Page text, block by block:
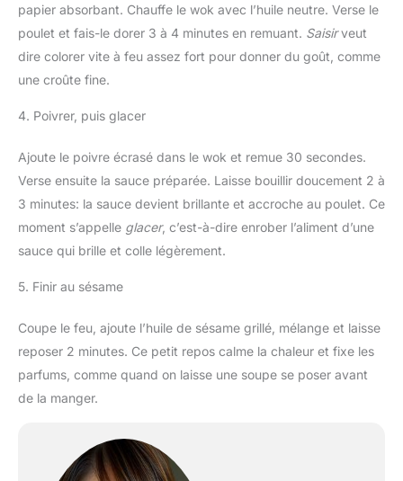
papier absorbant. Chauffe le wok avec l’huile neutre. Verse le
poulet et fais-le dorer 3 à 4 minutes en remuant. Saisirveut
dire colorer vite à feu assez fort pour donner du goût, comme
une croûte fine.
4. Poivrer, puis glacer
Ajoute le poivre écrasé dans le wok et remue 30 secondes.
Verse ensuite la sauce préparée. Laisse bouillir doucement 2 à
3 minutes: la sauce devient brillante et accroche au poulet. Ce
moment s’appelle glacer, c’est-à-dire enrober l’aliment d’une
sauce qui brille et colle légèrement.
5. Finir au sésame
Coupe le feu, ajoute l’huile de sésame grillé, mélange et laisse
reposer 2 minutes. Ce petit repos calme la chaleur et fixe les
parfums, comme quand on laisse une soupe se poser avant
de la manger.